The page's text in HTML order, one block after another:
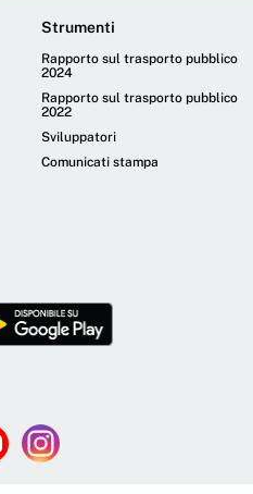
Strumenti
Rapporto sul trasporto pubblico
2024
Rapporto sul trasporto pubblico
2022
Sviluppatori
Comunicati stampa